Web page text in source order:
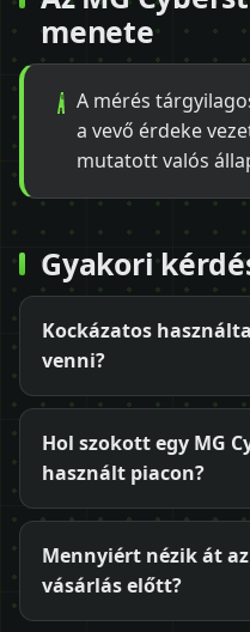
menete
A mérés
a vevő érdeke
mutatott valós
Gyakori
Kockázatos
venni?
Hol szokott egy MG
használt piacon?
Mennyiért nézik át
vásárlás előtt?